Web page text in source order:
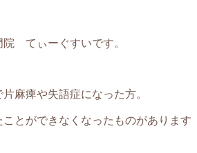
てぃーぐすいです。
麻痺や失語症になった方。
とができなくなったものがあります